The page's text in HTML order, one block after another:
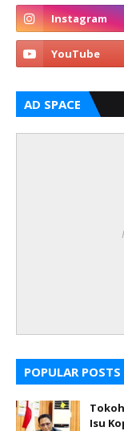
AD SPACE
POPULAR POSTS
Isu